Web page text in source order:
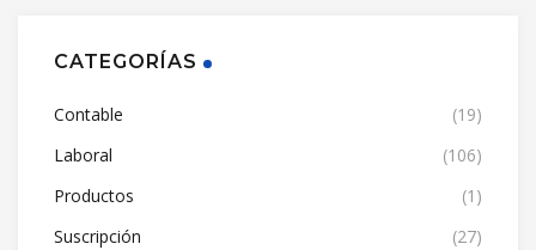
CATEGORÍAS
Contable
(19)
Laboral
(106)
Productos
(1)
Suscripción
(27)